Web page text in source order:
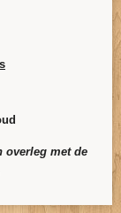
overleg met de